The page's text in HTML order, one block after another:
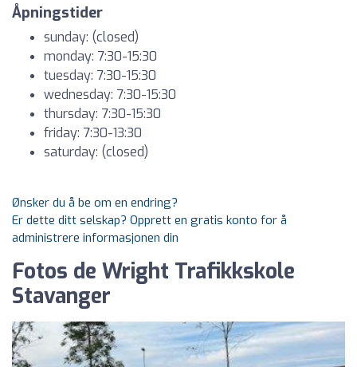
Åpningstider
sunday: (closed)
monday: 7:30-15:30
tuesday: 7:30-15:30
wednesday: 7:30-15:30
thursday: 7:30-15:30
friday: 7:30-13:30
saturday: (closed)
Ønsker du å be om en endring?
Er dette ditt selskap? Opprett en gratis konto for å
administrere informasjonen din
Fotos de Wright Trafikkskole
Stavanger